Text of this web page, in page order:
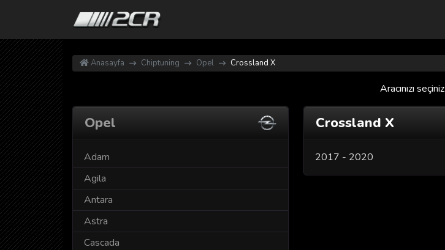
Anasayfa Chiptuning Opel Crossland X
Aracınızı seçiniz
Opel
Adam
Agila
Antara
Astra
Cascada
Crossland X
2017 - 2020